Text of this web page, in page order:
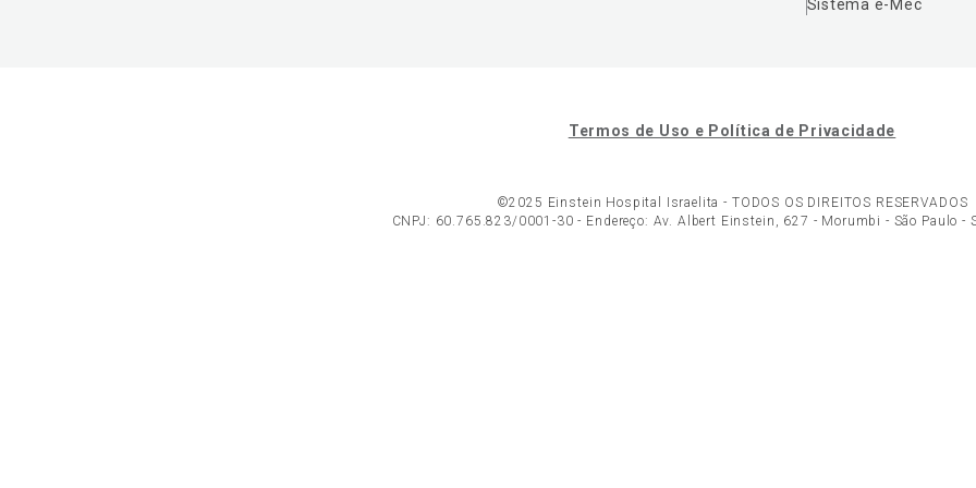
Sistema e-Mec
Termos de Uso e Política de Privacidade
©2025 Einstein Hospital Israelita - TODOS OS DIREITOS RESERVADOS
CNPJ: 60.765.823/0001-30 - Endereço: Av. Albert Einstein, 627 - Morumbi - São Paulo -